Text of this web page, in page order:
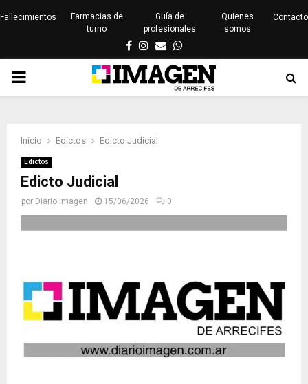
Fallecimientos
Farmacias de
turno
Guía de
profesionales
Quienes
somos
Contacto
Facebook
Instagram
EmailWhatsapp
PRIMARY
Inicio Edictos Edicto Judicial
Edictos
Edicto Judicial
por Diario Imagen 15/06/2026 0